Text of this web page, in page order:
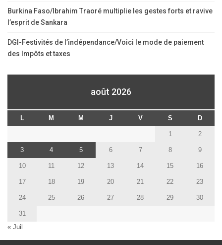
Burkina Faso/Ibrahim Traoré multiplie les gestes forts et ravive
l’esprit de Sankara
DGI-Festivités de l’indépendance/Voici le mode de paiement
des Impôts et taxes
août 2026
L M M J V S D
1 2
3 4 5 6 7 8 9
10 11 12 13 14 15 16
17 18 19 20 21 22 23
24 25 26 27 28 29 30
31
« Juil